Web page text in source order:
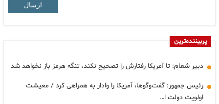
ارسال
پربیننده‌ترین
دبیر شعام: تا آمریکا رفتارش را تصحیح نکند، تنگه هرمز باز نخواهد شد
رئیس جمهور: گفت‌وگوها، آمریکا را وادار به همراهی کرد / معیشت
اولویت دولت ا…